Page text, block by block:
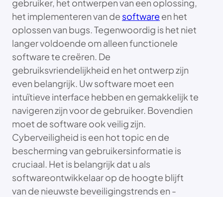
gebruiker, het ontwerpen van een oplossing,
het implementeren van de software en het
oplossen van bugs. Tegenwoordig is het niet
langer voldoende om alleen functionele
software te creëren. De
gebruiksvriendelijkheid en het ontwerp zijn
even belangrijk. Uw software moet een
intuïtieve interface hebben en gemakkelijk te
navigeren zijn voor de gebruiker. Bovendien
moet de software ook veilig zijn.
Cyberveiligheid is een hot topic en de
bescherming van gebruikersinformatie is
cruciaal. Het is belangrijk dat u als
softwareontwikkelaar op de hoogte blijft
van de nieuwste beveiligingstrends en -